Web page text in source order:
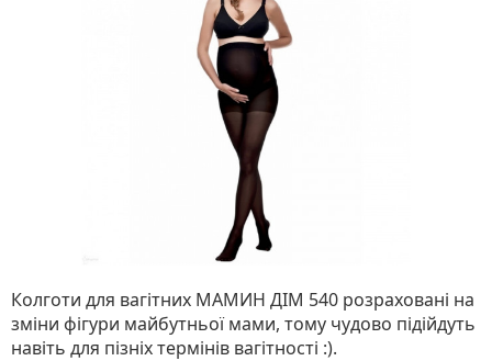
Колготи для вагітних МАМИН ДІМ 540 розраховані на
зміни фігури майбутньої мами, тому чудово підійдуть
навіть для пізніх термінів вагітності :).